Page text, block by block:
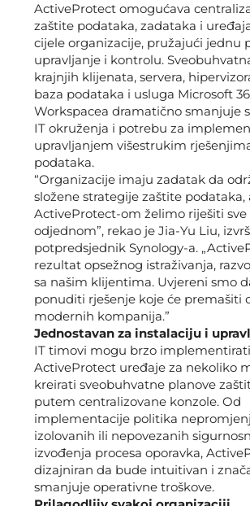
ActiveProtect omogućava
zaštite podataka, zadataka i
cijele organizacije, pružajući jednu
upravljanje i kontrolu.
krajnjih klijenata, servera,
baza podataka i usluga Microsoft
Workspacea dramatično smanjuje
IT okruženja i potrebu za
upravljanjem višestrukim
podataka.
“Organizacije imaju zadatak da
složene strategije zaštite podataka,
ActiveProtect-om želimo riješiti sve
odjednom”, rekao je Jia-Yu Liu,
potpredsjednik Synology-a.
rezultat opsežnog istraživanja,
sa našim klijentima. Uvjereni smo
ponuditi rješenje koje će premašiti
modernih kompanija.”
Jednostavan za instalaciju i
IT timovi mogu brzo implementirati
ActiveProtect uređaje za nekoliko
kreirati sveobuhvatne planove
putem centralizovane konzole. Od
implementacije politika
izolovanih ili nepovezanih
izvođenja procesa oporavka,
dizajniran da bude intuitivan i
smanjuje operativne troškove.